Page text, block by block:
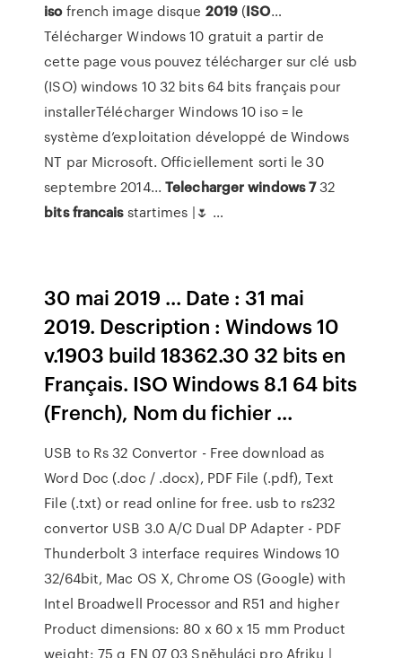
isofrench image disque 2019 (ISO…
Télécharger Windows 10 gratuit a partir de
cette page vous pouvez télécharger sur clé usb
(ISO) windows 10 32 bits 64 bits français pour
installerTélécharger Windows 10 iso = le
système d’exploitation développé de Windows
NT par Microsoft. Officiellement sorti le 30
septembre 2014...Telecharger windows732
bits francaisstartimes |🌷 …
30 mai 2019 ... Date : 31 mai
2019. Description : Windows 10
v.1903 build 18362.30 32 bits en
Français. ISO Windows 8.1 64 bits
(French), Nom du fichier ...
USB to Rs 32 Convertor - Free download as
Word Doc (.doc / .docx), PDF File (.pdf), Text
File (.txt) or read online for free. usb to rs232
convertor USB 3.0 A/C Dual DP Adapter - PDF
Thunderbolt 3 interface requires Windows 10
32/64bit, Mac OS X, Chrome OS (Google) with
Intel Broadwell Processor and R51 and higher
Product dimensions: 80 x 60 x 15 mm Product
weight: 75 g EN 07 03 Sněhuláci pro Afriku |